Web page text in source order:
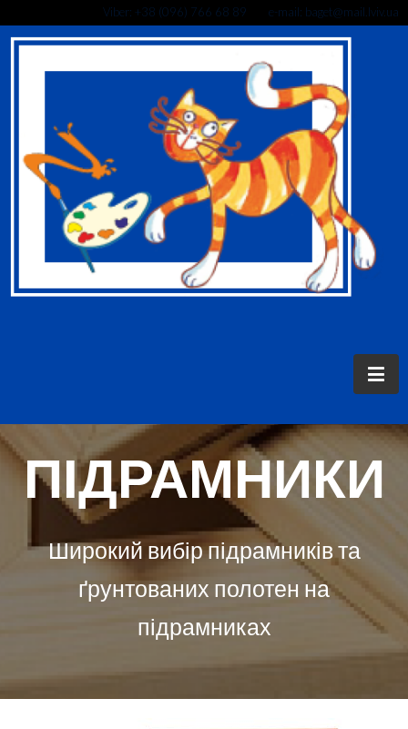
Viber: +38 (096) 766 68 89 e-mail: baget@mail.lviv.ua
ПІДРАМНИКИ
Широкий вибір підрамників та
ґрунтованих полотен на
підрамниках